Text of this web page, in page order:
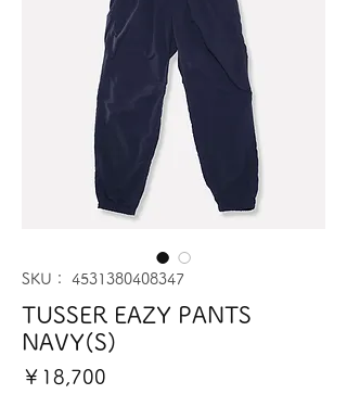
SKU： 4531380408347
TUSSER EAZY PANTS
NAVY(S)
￥18,700